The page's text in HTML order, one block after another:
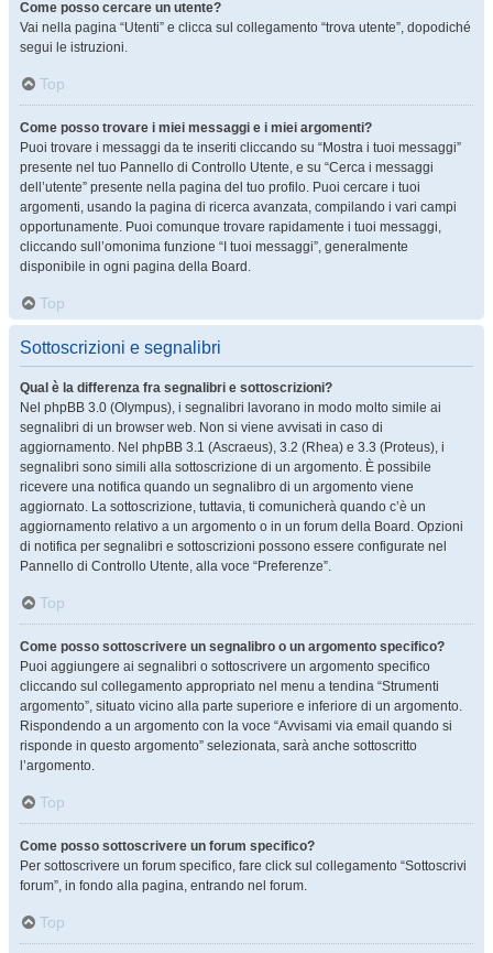
Come posso cercare un utente?
Vai nella pagina “Utenti” e clicca sul collegamento “trova utente”, dopodiché
segui le istruzioni.
Top
Come posso trovare i miei messaggi e i miei argomenti?
Puoi trovare i messaggi da te inseriti cliccando su “Mostra i tuoi messaggi”
presente nel tuo Pannello di Controllo Utente, e su “Cerca i messaggi
dell’utente” presente nella pagina del tuo profilo. Puoi cercare i tuoi
argomenti, usando la pagina di ricerca avanzata, compilando i vari campi
opportunamente. Puoi comunque trovare rapidamente i tuoi messaggi,
cliccando sull’omonima funzione “I tuoi messaggi”, generalmente
disponibile in ogni pagina della Board.
Top
Sottoscrizioni e segnalibri
Qual è la differenza fra segnalibri e sottoscrizioni?
Nel phpBB 3.0 (Olympus), i segnalibri lavorano in modo molto simile ai
segnalibri di un browser web. Non si viene avvisati in caso di
aggiornamento. Nel phpBB 3.1 (Ascraeus), 3.2 (Rhea) e 3.3 (Proteus), i
segnalibri sono simili alla sottoscrizione di un argomento. È possibile
ricevere una notifica quando un segnalibro di un argomento viene
aggiornato. La sottoscrizione, tuttavia, ti comunicherà quando c’è un
aggiornamento relativo a un argomento o in un forum della Board. Opzioni
di notifica per segnalibri e sottoscrizioni possono essere configurate nel
Pannello di Controllo Utente, alla voce “Preferenze”.
Top
Come posso sottoscrivere un segnalibro o un argomento specifico?
Puoi aggiungere ai segnalibri o sottoscrivere un argomento specifico
cliccando sul collegamento appropriato nel menu a tendina “Strumenti
argomento”, situato vicino alla parte superiore e inferiore di un argomento.
Rispondendo a un argomento con la voce “Avvisami via email quando si
risponde in questo argomento” selezionata, sarà anche sottoscritto
l’argomento.
Top
Come posso sottoscrivere un forum specifico?
Per sottoscrivere un forum specifico, fare click sul collegamento “Sottoscrivi
forum”, in fondo alla pagina, entrando nel forum.
Top